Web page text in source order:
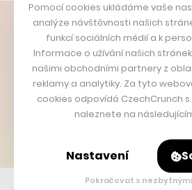
Pomocí cookies ukládáme vaše
analýze návštěvnosti našich
funkcí sociálních médií a k
Informace o užívání našich
našimi obchodními partnery z
reklamy a analytiky. Za tyto
cookies odpovídá CzechCrunch
naleznete na
Nastavení
Pokračovat s